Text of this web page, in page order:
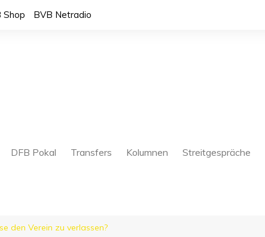
Shop BVB Netradio
DFB Pokal Transfers Kolumnen Streitgespräche
den Verein zu verlassen?